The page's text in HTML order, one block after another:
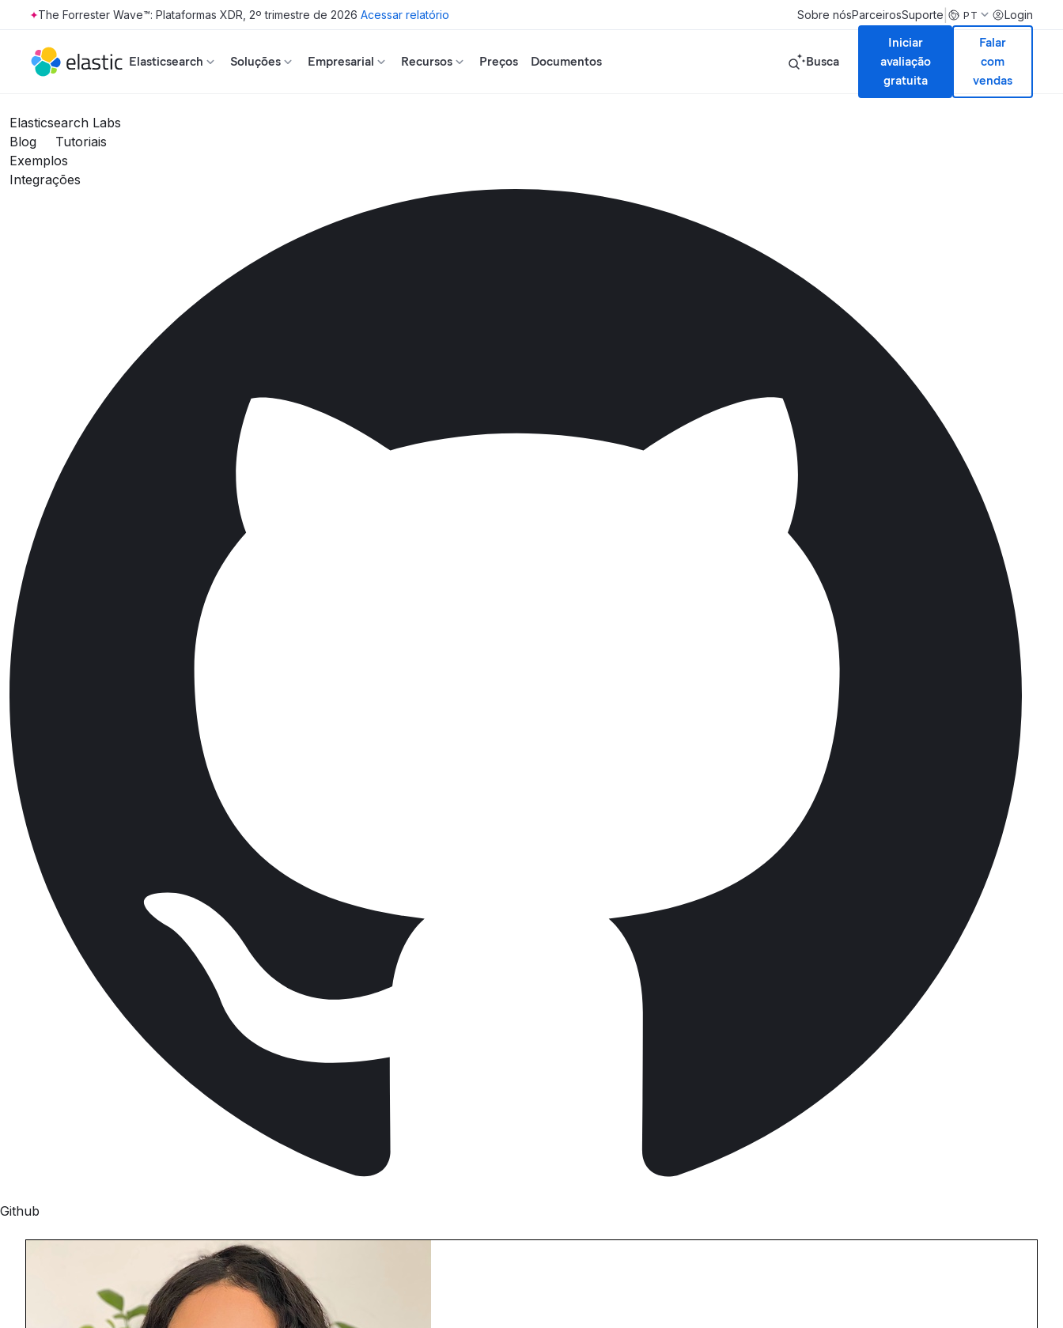
Skip to main content
The Forrester Wave™: Plataformas XDR, 2º trimestre de 2026 Acessar relatório Sobre nósParceirosSuporte PT Login
Elasticsearch Soluções Empresarial Recursos Preços Documentos Busca
Iniciar
avaliação
gratuita
Falar
com
vendas
Elasticsearch Labs
Blog
Tutoriais
Exemplos
Integrações
Github